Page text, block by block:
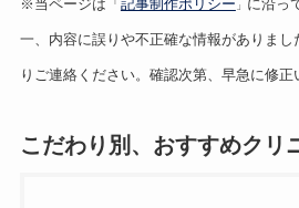
※当ページは「 記事制作ポリシー 」 に沿っ
一、内容に誤りや不正確な情報がありまし
りご連絡ください。確認次第、早急に修正
こだわり別、おすすめクリ